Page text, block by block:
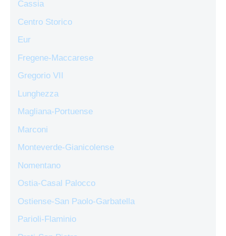
Cassia
Centro Storico
Eur
Fregene-Maccarese
Gregorio VII
Lunghezza
Magliana-Portuense
Marconi
Monteverde-Gianicolense
Nomentano
Ostia-Casal Palocco
Ostiense-San Paolo-Garbatella
Parioli-Flaminio